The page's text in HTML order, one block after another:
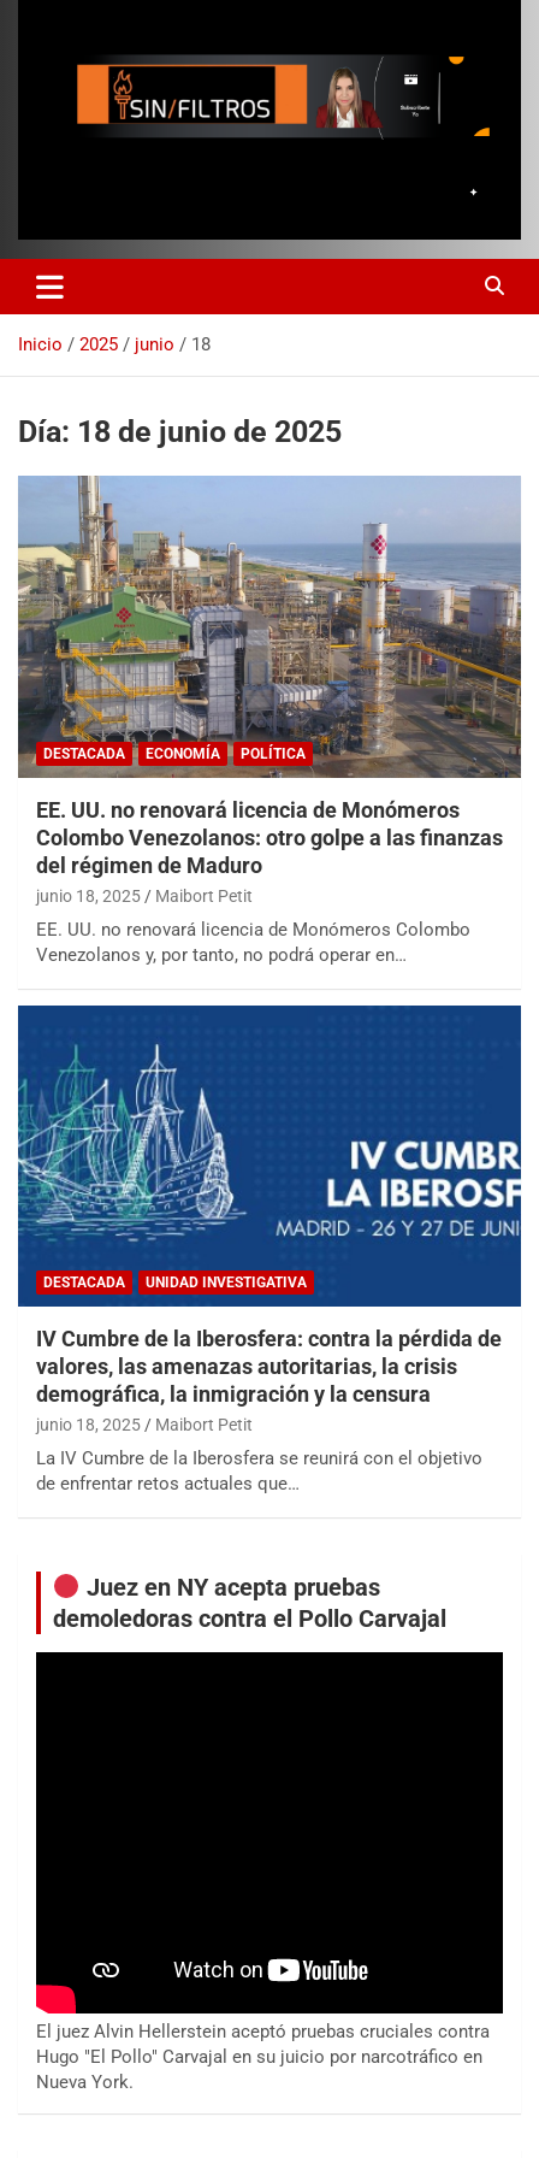
Inicio 2025 junio 18
Día: 18 de junio de 2025
DESTACADA ECONOMÍA POLÍTICA
EE. UU. no renovará licencia de Monómeros
Colombo Venezolanos: otro golpe a las finanzas
del régimen de Maduro
junio 18, 2025 Maibort Petit
EE. UU. no renovará licencia de Monómeros Colombo
Venezolanos y, por tanto, no podrá operar en…
DESTACADA UNIDAD INVESTIGATIVA
IV Cumbre de la Iberosfera: contra la pérdida de
valores, las amenazas autoritarias, la crisis
demográfica, la inmigración y la censura
junio 18, 2025 Maibort Petit
La IV Cumbre de la Iberosfera se reunirá con el objetivo
de enfrentar retos actuales que…
Juez en NY acepta pruebas
demoledoras contra el Pollo Carvajal
El juez Alvin Hellerstein aceptó pruebas cruciales contra
Hugo "El Pollo" Carvajal en su juicio por narcotráfico en
Nueva York.